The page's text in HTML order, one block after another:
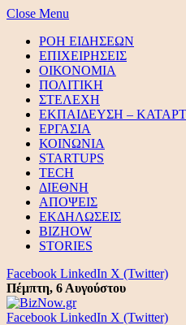
Close Menu
ΡΟΗ ΕΙΔΗΣΕΩΝ
ΕΠΙΧΕΙΡΗΣΕΙΣ
ΟΙΚΟΝΟΜΙΑ
ΠΟΛΙΤΙΚΗ
ΣΤΕΛΕΧΗ
ΕΚΠΑΙΔΕΥΣΗ –
ΕΡΓΑΣΙΑ
ΚΟΙΝΩΝΙΑ
STARTUPS
TECH
ΔΙΕΘΝΗ
ΑΠΟΨΕΙΣ
ΕΚΔΗΛΩΣΕΙΣ
BIZHOW
STORIES
Facebook LinkedIn X (Twitter)
Πέμπτη, 6 Αυγούστου
Facebook LinkedIn X (Twitter)